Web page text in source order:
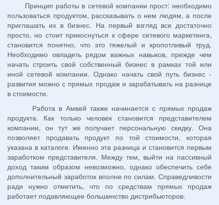
Принцип работы в сетевой компании прост: необходимо
пользоваться продуктом, рассказывать о нем людям, а после
приглашать их в бизнес. На первый взгляд все достаточно
просто, но стоит прикоснуться к сфере сетевого маркетинга,
становится понятно, что это тяжелый и кропотливый труд.
Необходимо овладеть рядом важных навыков, прежде чем
начать строить свой собственный бизнес в рамках той или
иной сетевой компании. Однако начать свой путь бизнес -
развития можно с прямых продаж и зарабатывать на разнице
в стоимости.
Работа в Амвей также начинается с прямых продаж
продукта. Как только человек становится представителем
компании, он тут же получает персональную скидку. Она
позволяет продавать продукт по той стоимости, которая
указана в каталоге. Именно эта разница и становится первым
заработком представителя. Между тем, выйти на пассивный
доход таким образом невозможно, однако обеспечить себе
дополнительный заработок вполне по силам. Справедливости
ради нужно отметить, что по средствам прямых продаж
работает подавляющее большинство дистрибьюторов.